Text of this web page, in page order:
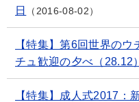
日
2016-08-02
【特集】第6回世界の
チュ歓迎の夕べ（28.12）
【特集】成人式2017：